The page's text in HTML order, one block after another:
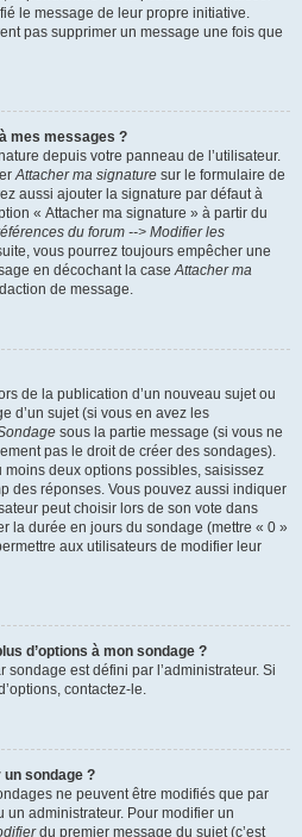
le message de leur propre initiative.
pas supprimer un message une fois que
mes messages ?
depuis votre panneau de l’utilisateur.
Attacher ma signature sur le formulaire de
aussi ajouter la signature par défaut à
« Attacher ma signature » à partir du
du forum --> Modifier les
vous pourrez toujours empêcher une
en décochant la caseAttacher ma
de message.
de la publication d’un nouveau sujet ou
d’un sujet (si vous en avez les
sous la partie message (si vous ne
pas le droit de créer des sondages).
deux options possibles, saisissez
des réponses. Vous pouvez aussi indiquer
peut choisir lors de son vote dans
la durée en jours du sondage (mettre « 0 »
aux utilisateurs de modifier leur
d’options à mon sondage ?
sondage est défini par l’administrateur. Si
contactez-le.
sondage ?
ne peuvent être modifiés que par
un administrateur. Pour modifier un
du premier message du sujet (c’est